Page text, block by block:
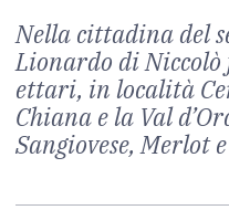
Nella cittadina del
Lionardo di Niccolò
ettari, in località
Chiana e la Val
Sangiovese, Merlot